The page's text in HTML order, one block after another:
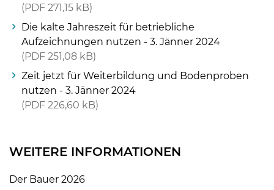
PDF 271,15 kB
Die kalte Jahreszeit für betriebliche
Aufzeichnungen nutzen - 3. Jänner 2024
PDF 251,08 kB
Zeit jetzt für Weiterbildung und Bodenproben
nutzen - 3. Jänner 2024
PDF 226,60 kB
WEITERE INFORMATIONEN
Der Bauer 2026